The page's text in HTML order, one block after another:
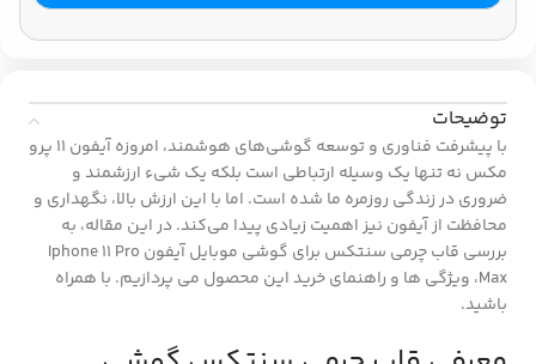
توضیحات
با پیشرفت فناوری و توسعه گوشی‌های هوشمند، امروزه آیفون ۱۱ پرو
مکس نه تنها یک وسیله ارتباطی است بلکه یک شیء ارزشمند و
ضروری در زندگی روزمره ما شده است. اما با این ارزش بالا، نگهداری و
محافظت از آیفون نیز اهمیت زیادی پیدا می‌کند. در این مقاله، به
بررسی قاب چرمی سنتکس برای گوشی موبایل آیفون Iphone 11 Pro
Max، ویژگی ها و راهنمای خرید این محصول می پردازیم. با همراه
باشید.